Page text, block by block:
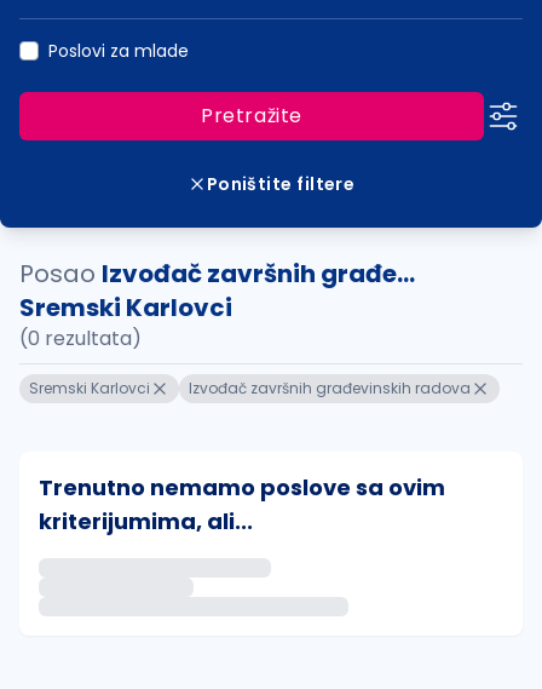
Poslovi za mlade
Pretražite
Poništite filtere
Posao Izvođač završnih građe...
Sremski Karlovci
(0 rezultata)
Sremski Karlovci Izvođač završnih građevinskih radova
Trenutno nemamo poslove sa ovim
kriterijumima, ali...